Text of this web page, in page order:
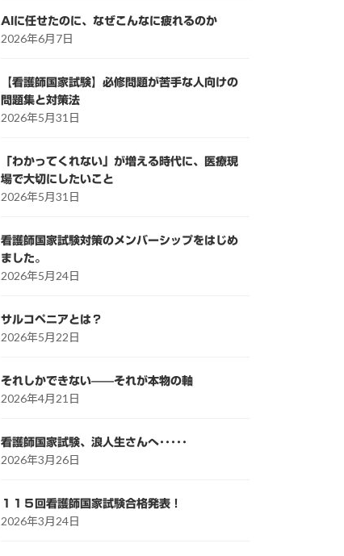
AIに任せたのに、なぜこんなに疲れるのか
2026年6月7日
【看護師国家試験】必修問題が苦手な人向けの
問題集と対策法
2026年5月31日
「わかってくれない」が増える時代に、医療現
場で大切にしたいこと
2026年5月31日
看護師国家試験対策のメンバーシップをはじめ
ました。
2026年5月24日
サルコペニアとは？
2026年5月22日
それしかできない——それが本物の軸
2026年4月21日
看護師国家試験、浪人生さんへ･････
2026年3月26日
１１５回看護師国家試験合格発表！
2026年3月24日